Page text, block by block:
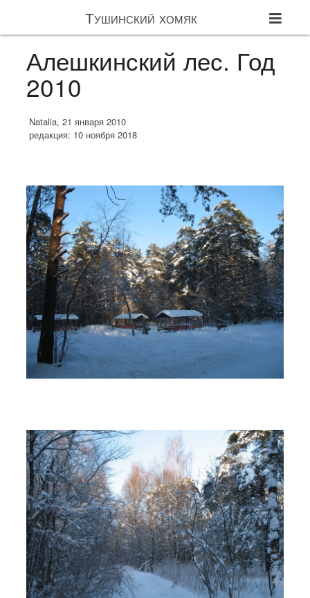
Тушинский хомяк
Алешкинский лес. Год
2010
Natalia, 21 января 2010
редакция: 10 ноября 2018